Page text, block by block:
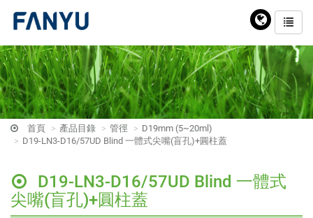
首頁 產品目錄 管徑
D19mm (5~20ml)
D19-LN3-D16/57UD Blind 一體式尖嘴(盲孔)+圓柱蓋
D19-LN3-D16/57UD Blind 一體式
尖嘴(盲孔)+圓柱蓋